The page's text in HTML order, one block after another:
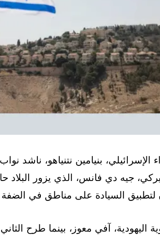
بنيامين نتنياهو، ناشد نواب
جيه دي فانس، الذي يزور البلاد
لتطبيق السيادة على مناطق في الضفة
اليهودية، آفي معوز، بينما طرح